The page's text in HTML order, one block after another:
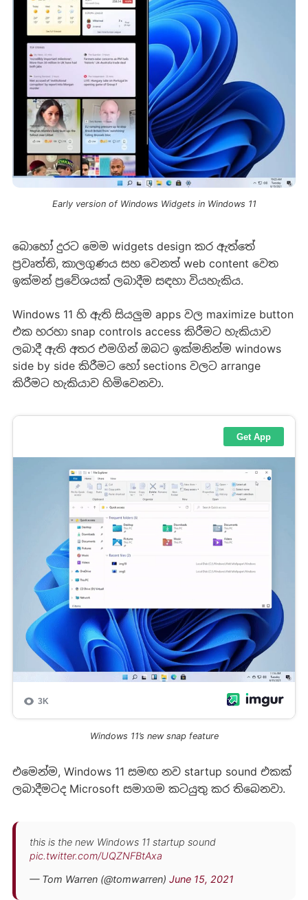
Early version of Windows Widgets in Windows 11
බොහෝ දුරට මෙම widgets design කර ඇත්තේ
ප්‍රවෘත්ති, කාලගුණය සහ වෙනත් web content වෙත
ඉක්මන් ප්‍රවේශයක් ලබාදීම සඳහා වියහැකිය.
Windows 11 හි ඇති සියලුම apps වල maximize button
එක හරහා snap controls access කිරීමට හැකියාව
ලබාදී ඇති අතර එමගින් ඔබට ඉක්මනින්ම windows
side by side කිරීමට හෝ sections වලට arrange
කිරීමට හැකියාව හිමිවෙනවා.
Windows 11’s new snap feature
එමෙන්ම, Windows 11 සමඟ නව startup sound එකක්
ලබාදීමටද Microsoft සමාගම කටයුතු කර තිබෙනවා.
this is the new Windows 11 startup sound
pic.twitter.com/UQZNFBtAxa
— Tom Warren (@tomwarren) June 15, 2021